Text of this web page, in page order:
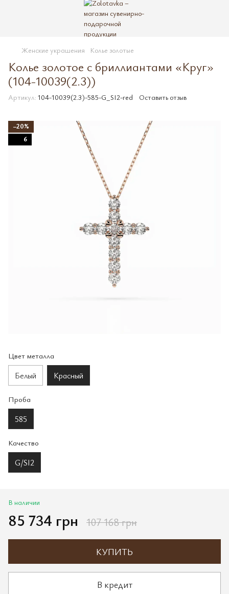
Женские украшения Колье золотые
Колье золотое с бриллиантами «Круг»
(104-10039(2.3))
Артикул: 104-10039(2.3)-585-G_SI2-red Оставить отзыв
−20%
6
Цвет металла
Белый Красный
Проба
585
Качество
G/SI2
В наличии
85 734 грн 107 168 грн
КУПИТЬ
В кредит